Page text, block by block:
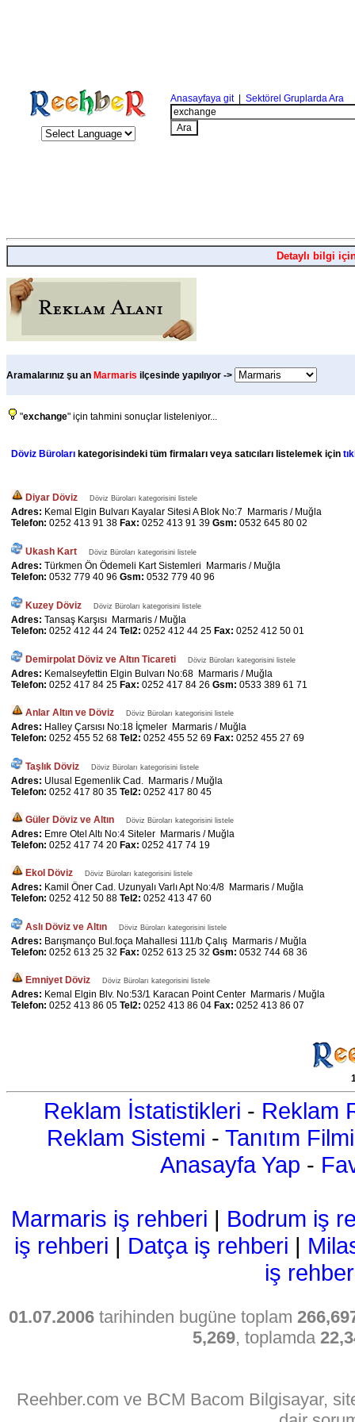
Anasayfaya git| Sektörel Gruplarda Ara
Detaylı bilgi
Aramalarınız şu an Marmaris ilçesinde yapılıyor ->
"exchange" için tahmini sonuçlar listeleniyor...
Döviz Büroları kategorisindeki tüm firmaları veya satıcıları listelemek için
Diyar Döviz Döviz Büroları kategorisini listele
Adres: Kemal Elgin Bulvarı Kayalar Sitesi A Blok No:7 Marmaris / Muğla
Telefon: 0252 413 91 38 Fax: 0252 413 91 39 Gsm: 0532 645 80 02
Ukash Kart Döviz Büroları kategorisini listele
Adres: Türkmen Ön Ödemeli Kart Sistemleri Marmaris / Muğla
Telefon: 0532 779 40 96 Gsm: 0532 779 40 96
Kuzey Döviz Döviz Büroları kategorisini listele
Adres: Tansaş Karşısı Marmaris / Muğla
Telefon: 0252 412 44 24 Tel2: 0252 412 44 25 Fax: 0252 412 50 01
Demirpolat Döviz ve Altın Ticareti Döviz Büroları kategorisini listele
Adres: Kemalseyfettin Elgin Bulvarı No:68 Marmaris / Muğla
Telefon: 0252 417 84 25 Fax: 0252 417 84 26 Gsm: 0533 389 61 71
Anlar Altın ve Döviz Döviz Büroları kategorisini listele
Adres: Halley Çarsısı No:18 İçmeler Marmaris / Muğla
Telefon: 0252 455 52 68 Tel2: 0252 455 52 69 Fax: 0252 455 27 69
Taşlık Döviz Döviz Büroları kategorisini listele
Adres: Ulusal Egemenlik Cad. Marmaris / Muğla
Telefon: 0252 417 80 35 Tel2: 0252 417 80 45
Güler Döviz ve Altın Döviz Büroları kategorisini listele
Adres: Emre Otel Altı No:4 Siteler Marmaris / Muğla
Telefon: 0252 417 74 20 Fax: 0252 417 74 19
Ekol Döviz Döviz Büroları kategorisini listele
Adres: Kamil Öner Cad. Uzunyalı Varlı Apt No:4/8 Marmaris / Muğla
Telefon: 0252 412 50 88 Tel2: 0252 413 47 60
Aslı Döviz ve Altın Döviz Büroları kategorisini listele
Adres: Barışmanço Bul.foça Mahallesi 111/b Çalış Marmaris / Muğla
Telefon: 0252 613 25 32 Fax: 0252 613 25 32 Gsm: 0532 744 68 36
Emniyet Döviz Döviz Büroları kategorisini listele
Adres: Kemal Elgin Blv. No:53/1 Karacan Point Center Marmaris / Muğla
Telefon: 0252 413 86 05 Tel2: 0252 413 86 04 Fax: 0252 413 86 07
Reklam İstatistikleri - Reklam
Reklam Sistemi - Tanıtım Filmi
Anasayfa Yap -
Marmaris iş rehberi | Bodrum iş
iş rehberi | Datça iş rehberi |
iş
01.07.2006 tarihinden bugüne toplam
5,269, toplamda
Reehber.com ve BCM Bacom Bilgisayar,